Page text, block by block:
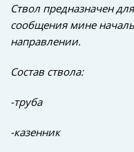
Ствол предназначен
сообщения мине
направлении.
Состав ствола:
-труба
-казенник